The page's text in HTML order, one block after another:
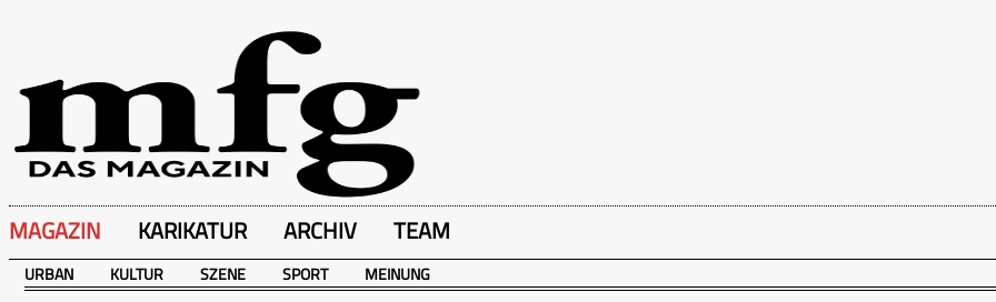
MAGAZIN KARIKATUR ARCHIV TEAM
URBAN KULTUR SZENE SPORT MEINUNG